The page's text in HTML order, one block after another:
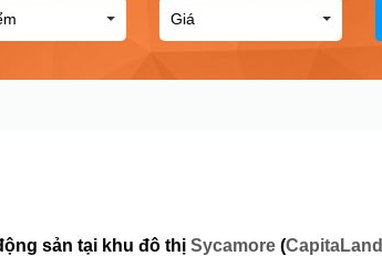
sản tại khu đô thị Sycamore (CapitaLand